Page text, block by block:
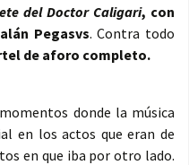
del Doctor Caligari, con
Pegasvs. Contra todo
de aforo completo.
donde la música
en los actos que eran de
en que iba por otro lado.